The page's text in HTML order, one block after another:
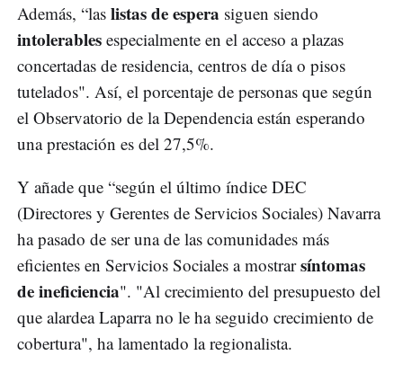
Además, “las listas de espera siguen siendo
intolerables especialmente en el acceso a plazas
concertadas de residencia, centros de día o pisos
tutelados". Así, el porcentaje de personas que según
el Observatorio de la Dependencia están esperando
una prestación es del 27,5%.
Y añade que “según el último índice DEC
(Directores y Gerentes de Servicios Sociales) Navarra
ha pasado de ser una de las comunidades más
eficientes en Servicios Sociales a mostrarsíntomas
de ineficiencia". "Al crecimiento del presupuesto del
que alardea Laparra no le ha seguido crecimiento de
cobertura", ha lamentado la regionalista.